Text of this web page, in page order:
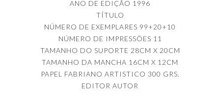
ANO DE EDIÇÃO 1996
TÍTULO
NÚMERO DE EXEMPLARES 99+20+10
NÚMERO DE IMPRESSÕES 11
TAMANHO DO SUPORTE 28CM X 20CM
TAMANHO DA MANCHA 16CM X 12CM
PAPEL FABRIANO ARTISTICO 300 GRS.
EDITOR AUTOR